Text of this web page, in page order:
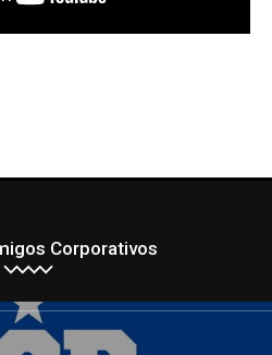
Corporativos